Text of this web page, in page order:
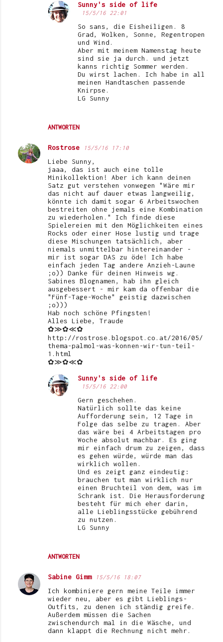
ANTWORTEN
Sunny's side of life
15/5/16 22:01
So sans, die Eisheiligen. 8
Grad, Wolken, Sonne, Regentropen
und Wind.
Aber mit meinem Namenstag heute
sind sie ja durch. und jetzt
kanns richtig Sommer werden.
Du wirst lachen. Ich habe in all
meinen Handtaschen passende
Knirpse.
LG Sunny
Rostrose 15/5/16 17:10
Liebe Sunny,
jaaa, das ist auch eine tolle
Minikollektion! Aber ich kann deinen
Satz gut verstehen vonwegen "Wäre mir
das nicht auf dauer etwas langweilig,
könnte ich damit sogar 6 Arbeitswochen
bestreiten ohne jemals eine Kombination
zu wiederholen." Ich finde diese
Spielereien mit den Möglichkeiten eines
Rocks oder einer Hose lustig und trage
diese Mischungen tatsächlich, aber
niemals unmittelbar hintereinander -
mir ist sogar DAS zu öde! Ich habe
einfach jeden Tag andere Anzieh-Laune
;o)) Danke für deinen Hinweis wg.
Sabines Blognamen, hab ihn gleich
ausgebessert - mir kam da offenbar die
"Fünf-Tage-Woche" geistig dazwischen
;o)))
Hab noch schöne Pfingsten!
Alles Liebe, Traude
✿≫✿≪✿
http://rostrose.blogspot.co.at/2016/05/
thema-palmol-was-konnen-wir-tun-teil-
1.html
✿≫✿≪✿
ANTWORTEN
Sunny's side of life
15/5/16 22:00
Gern geschehen.
Natürlich sollte das keine
Aufforderung sein, 12 Tage in
Folge das selbe zu tragen. Aber
das wäre bei 4 Arbeitstagen pro
Woche absolut machbar. Es ging
mir einfach drum zu zeigen, dass
es gehen würde, würde man das
wirklich wollen.
Und es zeigt ganz eindeutig:
brauchen tut man wirklich nur
einen Bruchteil von dem, was im
Schrank ist. Die Herausforderung
besteht für mich eher darin,
alle Lieblingsstücke gebührend
zu nutzen.
LG Sunny
Sabine Gimm 15/5/16 18:07
Ich kombiniere gern meine Teile immer
wieder neu, aber es gibt Lieblings-
Outfits, zu denen ich ständig greife.
Außerdem müssen die Sachen
zwischendurch mal in die Wäsche, und
dann klappt die Rechnung nicht mehr.